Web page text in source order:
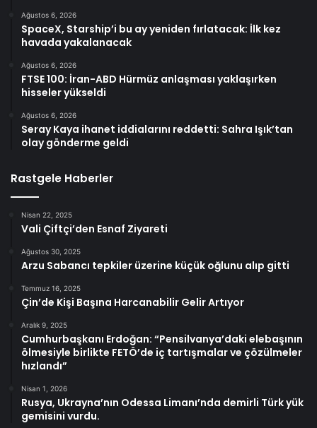
Ağustos 6, 2026
SpaceX, Starship’i bu ay yeniden fırlatacak: İlk kez
havada yakalanacak
Ağustos 6, 2026
FTSE 100: İran-ABD Hürmüz anlaşması yaklaşırken
hisseler yükseldi
Ağustos 6, 2026
Seray Kaya ihanet iddialarını reddetti: Sahra Işık’tan
olay gönderme geldi
Rastgele Haberler
Nisan 22, 2025
Vali Çiftçi’den Esnaf Ziyareti
Ağustos 30, 2025
Arzu Sabancı tepkiler üzerine küçük oğlunu alıp gitti
Temmuz 16, 2025
Çin’de Kişi Başına Harcanabilir Gelir Artıyor
Aralık 9, 2025
Cumhurbaşkanı Erdoğan: “Pensilvanya’daki elebaşının
ölmesiyle birlikte FETÖ’de iç tartışmalar ve çözülmeler
hızlandı”
Nisan 1, 2026
Rusya, Ukrayna’nın Odessa Limanı’nda demirli Türk yük
gemisini vurdu.